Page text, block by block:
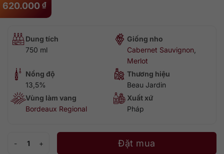
620.000 ₫
Dung tích
750 ml
Giống nho
Cabernet Sauvignon
Merlot
Nồng độ
13,5%
Thương hiệu
Beau Jardin
Vùng làm vang
Bordeaux Regional
Xuất xứ
Pháp
Đặt mua